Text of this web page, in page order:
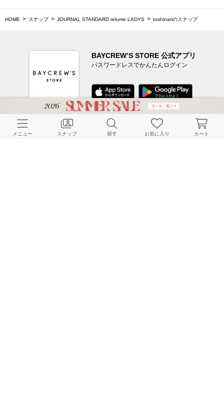
HOME スナップ JOURNAL STANDARD relume LADYS toshinariのスナップ
BAYCREW’S STORE 公式アプリ
パスワードレスでかんたんログイン
CUSTOMER SERVICE
メニュー スナップ 探す お気に入り カート